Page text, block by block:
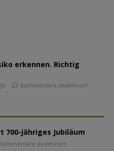
erkennen. Richtig
jh Kommentare deaktiviert
700-jähriges Jubiläum
Kommentare deaktiviert